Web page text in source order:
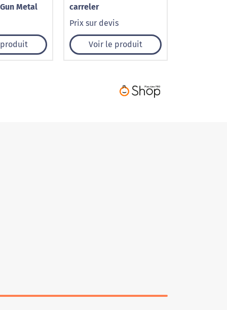
Metal
carreler
Prix sur devis
Voir le produit